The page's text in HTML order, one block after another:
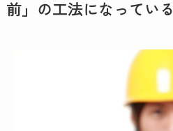
前」の工法になっている